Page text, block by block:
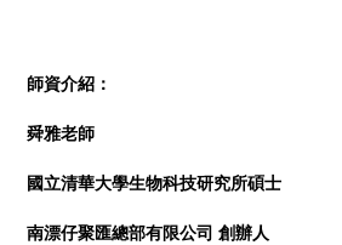
師資介紹：
舜雅老師
國立清華大學生物科技研究所碩士
南漂仔聚匯總部有限公司 創辦人